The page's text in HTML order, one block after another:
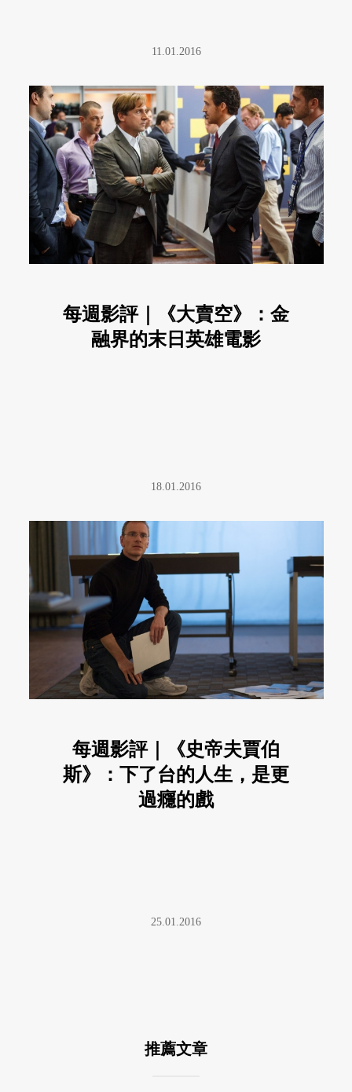
11.01.2016
每週影評｜《大賣空》：金
融界的末日英雄電影
18.01.2016
每週影評｜《史帝夫賈伯
斯》：下了台的人生，是更
過癮的戲
25.01.2016
推薦文章